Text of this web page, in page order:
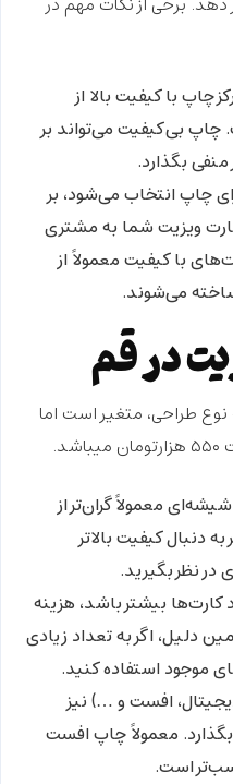
چاپ با کیفیت بالا از
چاپ بی‌کیفیت می‌تواند بر
بگذارد.
چاپ انتخاب می‌شود، بر
ویزیت شما به مشتری
با کیفیت معمولاً از
می‌شوند.
در قم
طراحی، متغیر است اما
معمولاً گران‌تر از
دنبال کیفیت بالاتر
نظر بگیرید.
کارت‌ها بیشتر باشد، هزینه
دلیل، اگر به تعداد زیادی
موجود استفاده کنید.
افست و …) نیز
بگذارد. معمولاً چاپ افست
است.